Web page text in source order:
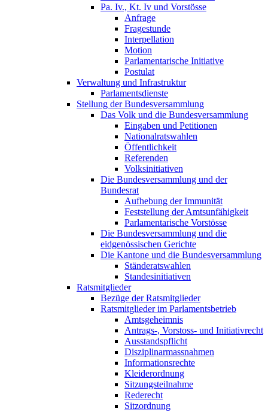
Pa. Iv., Kt. Iv und Vorstösse
Anfrage
Fragestunde
Interpellation
Motion
Parlamentarische Initiative
Postulat
Verwaltung und Infrastruktur
Parlamentsdienste
Stellung der Bundesversammlung
Das Volk und die Bundesversammlung
Eingaben und Petitionen
Nationalratswahlen
Öffentlichkeit
Referenden
Volksinitiativen
Die Bundesversammlung und der
Bundesrat
Aufhebung der Immunität
Feststellung der Amtsunfähigkeit
Parlamentarische Vorstösse
Die Bundesversammlung und die
eidgenössischen Gerichte
Die Kantone und die Bundesversammlung
Ständeratswahlen
Standesinitiativen
Ratsmitglieder
Bezüge der Ratsmitglieder
Ratsmitglieder im Parlamentsbetrieb
Amtsgeheimnis
Antrags-, Vorstoss- und Initiativrecht
Ausstandspflicht
Disziplinarmassnahmen
Informationsrechte
Kleiderordnung
Sitzungsteilnahme
Rederecht
Sitzordnung